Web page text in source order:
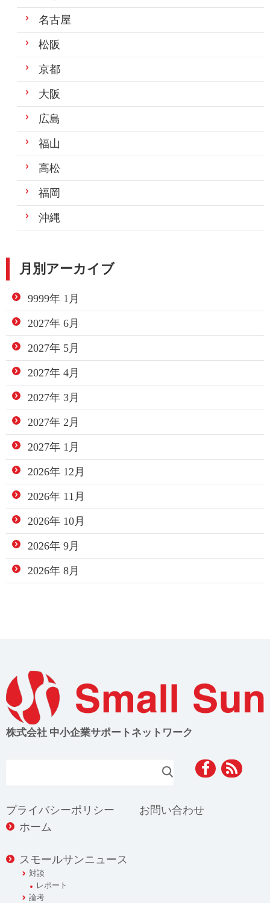
名古屋
松阪
京都
大阪
広島
福山
高松
福岡
沖縄
月別アーカイブ
9999年 1月
2027年 6月
2027年 5月
2027年 4月
2027年 3月
2027年 2月
2027年 1月
2026年 12月
2026年 11月
2026年 10月
2026年 9月
2026年 8月
株式会社 中小企業サポートネットワーク
プライバシーポリシー
お問い合わせ
ホーム
スモールサンニュース
対談
レポート
論考